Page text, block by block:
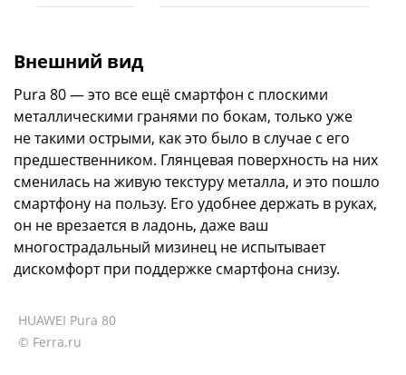
Внешний вид
Pura 80 — это все ещё смартфон с плоскими
металлическими гранями по бокам, только уже
не такими острыми, как это было в случае с его
предшественником. Глянцевая поверхность на них
сменилась на живую текстуру металла, и это пошло
смартфону на пользу. Его удобнее держать в руках,
он не врезается в ладонь, даже ваш
многострадальный мизинец не испытывает
дискомфорт при поддержке смартфона снизу.
HUAWEI Pura 80
© Ferra.ru